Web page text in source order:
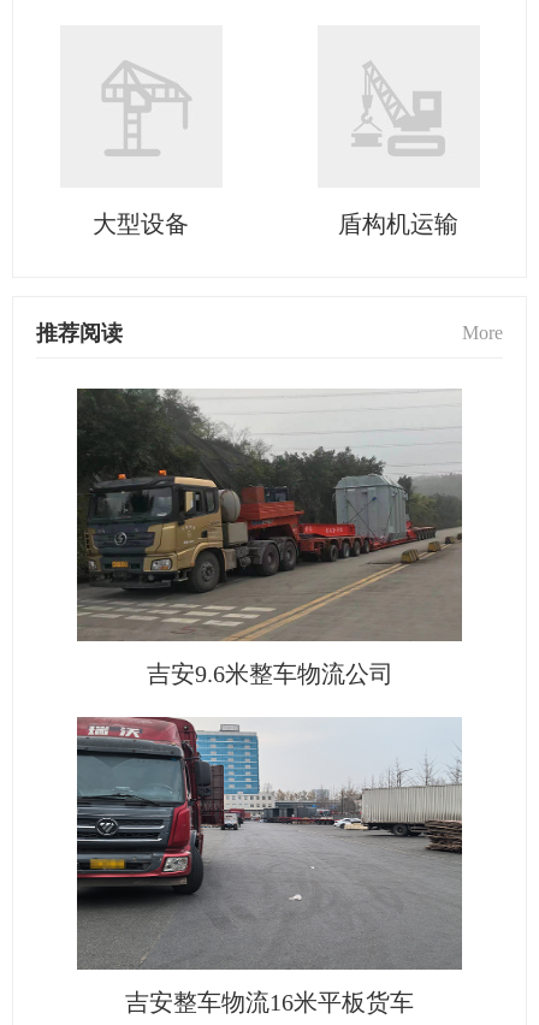
大型设备 盾构机运输
推荐阅读 More
吉安9.6米整车物流公司
吉安整车物流16米平板货车